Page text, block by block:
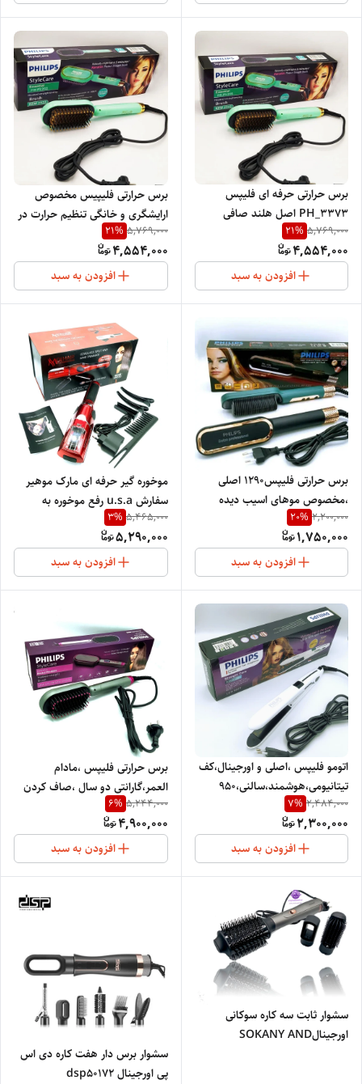
برس حرارتی حرفه ای فلیپس
PH_3373 اصل هلند صافی
شلاقی چند منظوره شانه کردن
،صاف کردن ،خشک کردن موهای
5,769,000
21%
4,554,000
افزودن به سبد
برس حرارتی فلیپیس مخصوص
ارایشگری و خانگی تنظیم حرارت در
سه حالت برای موهای شکننده،
آسیب دیده و سالم PH-3373
5,769,000
21%
4,554,000
افزودن به سبد
برس حرارتی فلیپس1290 اصلی
،مخصوص موهای اسیب دیده
،اورجینال
2,200,000
20%
1,750,000
افزودن به سبد
موخوره گیر حرفه ای مارک موهیر
سفارش u.s.a رفع موخوره به
صورت قطعی چند شاخه شدن
ساقه مو را بر طرف میکند.
5,465,000
3%
5,290,000
افزودن به سبد
اتومو فلیپس ،اصلی و اورجینال،کف
تیتانیومی،هوشمند،سالنی،950
درجه حرارت PH-3030
2,484,000
7%
2,300,000
افزودن به سبد
برس حرارتی فلیپس ،مادام
العمر،گارانتی دو سال ،صاف کردن
در سی ثانیه PH-9955
5,244,000
6%
4,900,000
افزودن به سبد
سشوار ثابت سه کاره سوکانی
اورجینالSOKANY AND
سشوار برس دار هفت کاره دی اس
پی اورجینال dsp50172